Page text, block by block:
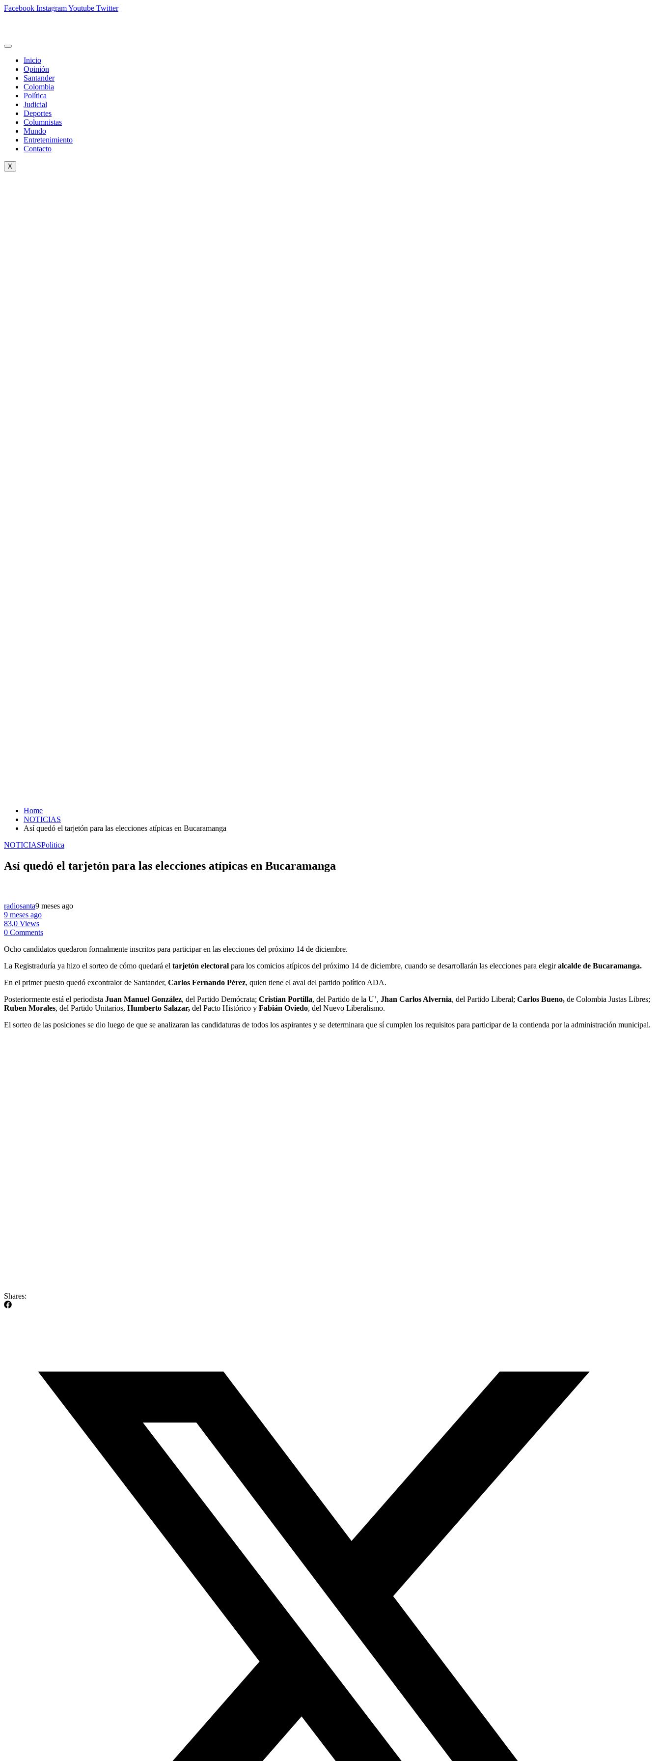
Facebook InstagramYoutube Twitter
Inicio
Opinión
Santander
Colombia
Política
Judicial
Deportes
Columnistas
Mundo
Entretenimiento
Contacto
X
Home
NOTICIAS
Así quedó el tarjetón para las elecciones atípicas en Bucaramanga
NOTICIASPolitica
Así quedó el tarjetón para las elecciones atípicas en Bucaramanga
radiosanta9 meses ago
9 meses ago
83,0 Views
0 Comments
Ocho candidatos quedaron formalmente inscritos para participar en las elecciones del próximo 14 de diciembre.
La Registraduría ya hizo el sorteo de cómo quedará el tarjetón electoral para los comicios atípicos del próximo 14 de diciembre, cuando se desarrollarán las elecciones para elegiralcalde de Bucaramanga.
En el primer puesto quedó excontralor de Santander, Carlos Fernando Pérez, quien tiene el aval del partido político ADA.
Posteriormente está el periodista Juan Manuel González, del Partido Demócrata; Cristian Portilla, del Partido de la U’, Jhan Carlos Alvernia, del Partido Liberal; Carlos Bueno, de Colombia Justas Libres;
Ruben Morales, del Partido Unitarios, Humberto Salazar, del Pacto Histórico y Fabián Oviedo, del Nuevo Liberalismo.
El sorteo de las posiciones se dio luego de que se analizaran las candidaturas de todos los aspirantes y se determinara que sí cumplen los requisitos para participar de la contienda por la administración municipal.
Shares: